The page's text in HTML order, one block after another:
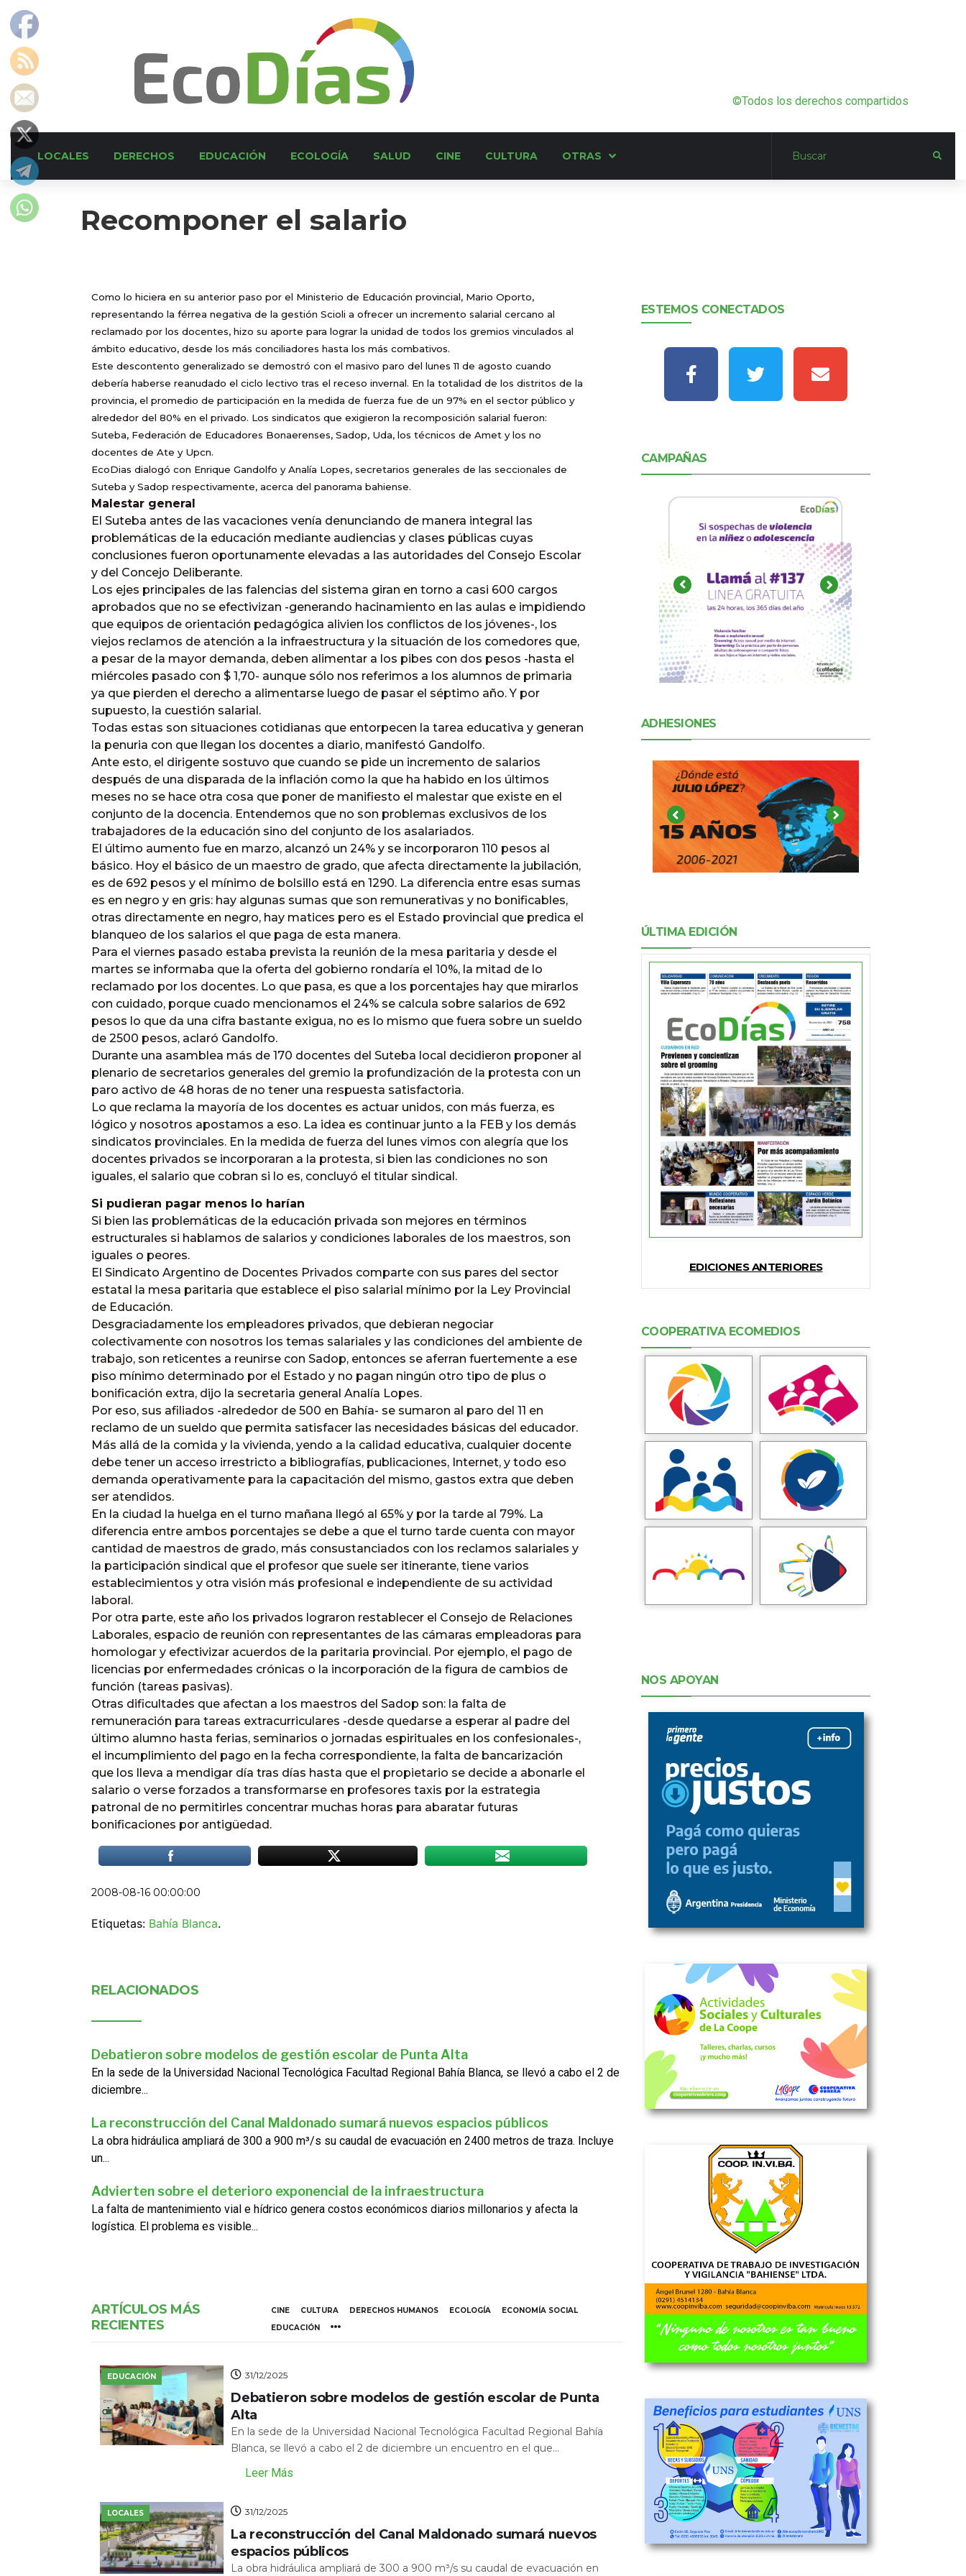
©Todos los derechos compartidos
LOCALES DERECHOS EDUCACIÓN ECOLOGÍA SALUD CINE CULTURA OTRAS
Recomponer el salario
Como lo hiciera en su anterior paso por el Ministerio de Educación provincial, Mario Oporto,
representando la férrea negativa de la gestión Scioli a ofrecer un incremento salarial cercano al
reclamado por los docentes, hizo su aporte para lograr la unidad de todos los gremios vinculados al
ámbito educativo, desde los más conciliadores hasta los más combativos.
Este descontento generalizado se demostró con el masivo paro del lunes 11 de agosto cuando
debería haberse reanudado el ciclo lectivo tras el receso invernal. En la totalidad de los distritos de la
provincia, el promedio de participación en la medida de fuerza fue de un 97% en el sector público y
alrededor del 80% en el privado. Los sindicatos que exigieron la recomposición salarial fueron:
Suteba, Federación de Educadores Bonaerenses, Sadop, Uda, los técnicos de Amet y los no
docentes de Ate y Upcn.
EcoDias dialogó con Enrique Gandolfo y Analía Lopes, secretarios generales de las seccionales de
Suteba y Sadop respectivamente, acerca del panorama bahiense.
Malestar general
El Suteba antes de las vacaciones venía denunciando de manera integral las
problemáticas de la educación mediante audiencias y clases públicas cuyas
conclusiones fueron oportunamente elevadas a las autoridades del Consejo Escolar
y del Concejo Deliberante.
Los ejes principales de las falencias del sistema giran en torno a casi 600 cargos
aprobados que no se efectivizan -generando hacinamiento en las aulas e impidiendo
que equipos de orientación pedagógica alivien los conflictos de los jóvenes-, los
viejos reclamos de atención a la infraestructura y la situación de los comedores que,
a pesar de la mayor demanda, deben alimentar a los pibes con dos pesos -hasta el
miércoles pasado con $ 1,70- aunque sólo nos referimos a los alumnos de primaria
ya que pierden el derecho a alimentarse luego de pasar el séptimo año. Y por
supuesto, la cuestión salarial.
Todas estas son situaciones cotidianas que entorpecen la tarea educativa y generan
la penuria con que llegan los docentes a diario, manifestó Gandolfo.
Ante esto, el dirigente sostuvo que cuando se pide un incremento de salarios
después de una disparada de la inflación como la que ha habido en los últimos
meses no se hace otra cosa que poner de manifiesto el malestar que existe en el
conjunto de la docencia. Entendemos que no son problemas exclusivos de los
trabajadores de la educación sino del conjunto de los asalariados.
El último aumento fue en marzo, alcanzó un 24% y se incorporaron 110 pesos al
básico. Hoy el básico de un maestro de grado, que afecta directamente la jubilación,
es de 692 pesos y el mínimo de bolsillo está en 1290. La diferencia entre esas sumas
es en negro y en gris: hay algunas sumas que son remunerativas y no bonificables,
otras directamente en negro, hay matices pero es el Estado provincial que predica el
blanqueo de los salarios el que paga de esta manera.
Para el viernes pasado estaba prevista la reunión de la mesa paritaria y desde el
martes se informaba que la oferta del gobierno rondaría el 10%, la mitad de lo
reclamado por los docentes. Lo que pasa, es que a los porcentajes hay que mirarlos
con cuidado, porque cuado mencionamos el 24% se calcula sobre salarios de 692
pesos lo que da una cifra bastante exigua, no es lo mismo que fuera sobre un sueldo
de 2500 pesos, aclaró Gandolfo.
Durante una asamblea más de 170 docentes del Suteba local decidieron proponer al
plenario de secretarios generales del gremio la profundización de la protesta con un
paro activo de 48 horas de no tener una respuesta satisfactoria.
Lo que reclama la mayoría de los docentes es actuar unidos, con más fuerza, es
lógico y nosotros apostamos a eso. La idea es continuar junto a la FEB y los demás
sindicatos provinciales. En la medida de fuerza del lunes vimos con alegría que los
docentes privados se incorporaran a la protesta, si bien las condiciones no son
iguales, el salario que cobran si lo es, concluyó el titular sindical.
Si pudieran pagar menos lo harían
Si bien las problemáticas de la educación privada son mejores en términos
estructurales si hablamos de salarios y condiciones laborales de los maestros, son
iguales o peores.
El Sindicato Argentino de Docentes Privados comparte con sus pares del sector
estatal la mesa paritaria que establece el piso salarial mínimo por la Ley Provincial
de Educación.
Desgraciadamente los empleadores privados, que debieran negociar
colectivamente con nosotros los temas salariales y las condiciones del ambiente de
trabajo, son reticentes a reunirse con Sadop, entonces se aferran fuertemente a ese
piso mínimo determinado por el Estado y no pagan ningún otro tipo de plus o
bonificación extra, dijo la secretaria general Analía Lopes.
Por eso, sus afiliados -alrededor de 500 en Bahía- se sumaron al paro del 11 en
reclamo de un sueldo que permita satisfacer las necesidades básicas del educador.
Más allá de la comida y la vivienda, yendo a la calidad educativa, cualquier docente
debe tener un acceso irrestricto a bibliografías, publicaciones, Internet, y todo eso
demanda operativamente para la capacitación del mismo, gastos extra que deben
ser atendidos.
En la ciudad la huelga en el turno mañana llegó al 65% y por la tarde al 79%. La
diferencia entre ambos porcentajes se debe a que el turno tarde cuenta con mayor
cantidad de maestros de grado, más consustanciados con los reclamos salariales y
la participación sindical que el profesor que suele ser itinerante, tiene varios
establecimientos y otra visión más profesional e independiente de su actividad
laboral.
Por otra parte, este año los privados lograron restablecer el Consejo de Relaciones
Laborales, espacio de reunión con representantes de las cámaras empleadoras para
homologar y efectivizar acuerdos de la paritaria provincial. Por ejemplo, el pago de
licencias por enfermedades crónicas o la incorporación de la figura de cambios de
función (tareas pasivas).
Otras dificultades que afectan a los maestros del Sadop son: la falta de
remuneración para tareas extracurriculares -desde quedarse a esperar al padre del
último alumno hasta ferias, seminarios o jornadas espirituales en los confesionales-,
el incumplimiento del pago en la fecha correspondiente, la falta de bancarización
que los lleva a mendigar día tras días hasta que el propietario se decide a abonarle el
salario o verse forzados a transformarse en profesores taxis por la estrategia
patronal de no permitirles concentrar muchas horas para abaratar futuras
bonificaciones por antigüedad.
2008-08-16 00:00:00
Etiquetas: Bahía Blanca.
RELACIONADOS
Debatieron sobre modelos de gestión escolar de Punta Alta
En la sede de la Universidad Nacional Tecnológica Facultad Regional Bahía Blanca, se llevó a cabo el 2 de
diciembre...
La reconstrucción del Canal Maldonado sumará nuevos espacios públicos
La obra hidráulica ampliará de 300 a 900 m³/s su caudal de evacuación en 2400 metros de traza. Incluye
un...
Advierten sobre el deterioro exponencial de la infraestructura
La falta de mantenimiento vial e hídrico genera costos económicos diarios millonarios y afecta la
logística. El problema es visible...
ARTÍCULOS MÁS
RECIENTES
CINE CULTURA DERECHOS HUMANOS ECOLOGÍA
ECONOMÍA SOCIAL
EDUCACIÓN
EDUCACIÓN 31/12/2025
Debatieron sobre modelos de gestión escolar de Punta
Alta
En la sede de la Universidad Nacional Tecnológica Facultad Regional Bahía
Blanca, se llevó a cabo el 2 de diciembre un encuentro en el que...
Leer Más
LOCALES 31/12/2025
La reconstrucción del Canal Maldonado sumará nuevos
espacios públicos
La obra hidráulica ampliará de 300 a 900 m³/s su caudal de evacuación en
ESTEMOS CONECTADOS
CAMPAÑAS
ADHESIONES
ÚLTIMA EDICIÓN
EDICIONES ANTERIORES
COOPERATIVA ECOMEDIOS
NOS APOYAN